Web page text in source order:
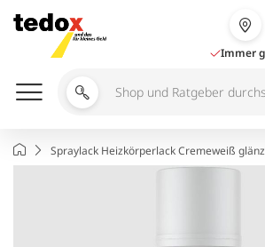
Inhalt
springen
Immer
Shop
durchsuchen
StartseiteSpraylack Heizkörperlack Cremeweiß